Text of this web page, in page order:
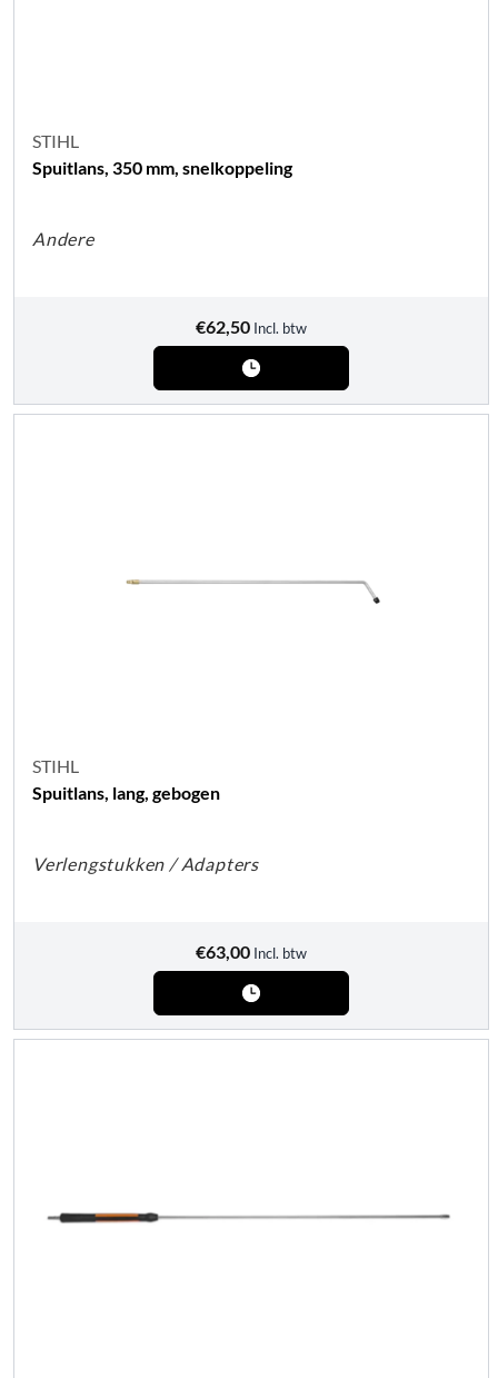
STIHL
Spuitlans, 350 mm, snelkoppeling
Andere
€62,50 Incl. btw
STIHL
Spuitlans, lang, gebogen
Verlengstukken / Adapters
€63,00 Incl. btw